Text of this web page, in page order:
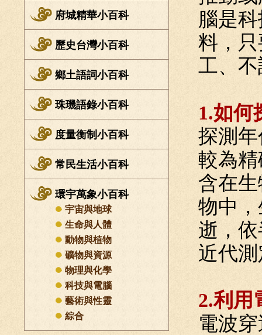
府城精華小百科
歷史台灣小百科
鄉土語詞小百科
珠璣語錄小百科
度量衡制小百科
常民生活小百科
環宇萬象小百科
宇宙與地球
生命與人體
動物與植物
礦物與資源
物理與化學
科技與電腦
藝術與性靈
綜合
腦是
料，
工、
1.如何
探測
較為
含在
物中
逝，
近代
2.利用
電波